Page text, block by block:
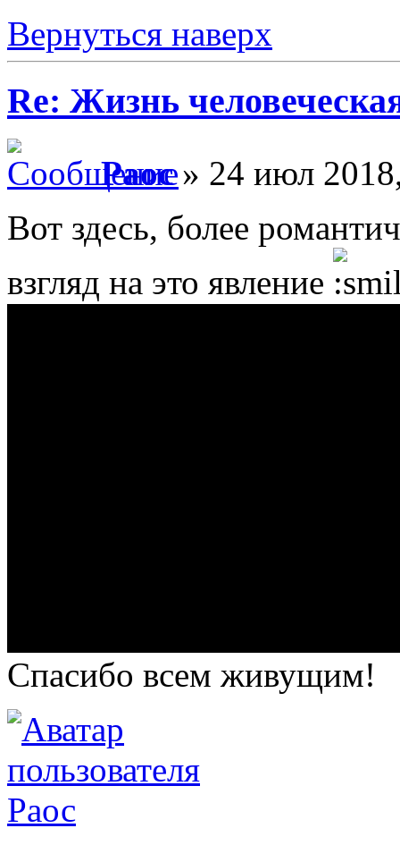
Вернуться наверх
Re: Жизнь
Раос» 24 июл
Вот здесь, более
взгляд на это явление
Спасибо всем живущим!
Раос